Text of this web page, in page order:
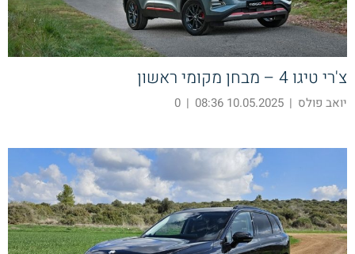
צ'רי טיגו 4 – מבחן מקומי ראשון
יואב פולס |
10.05.2025 08:36
|
0